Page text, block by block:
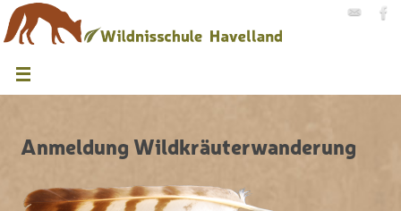
Anmeldung Wildkräuterwanderung